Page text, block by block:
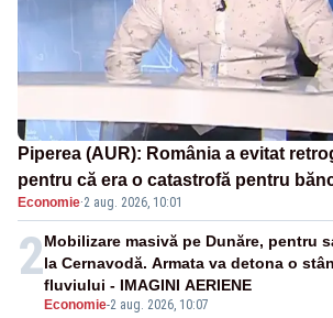
Piperea (AUR): România a evitat
pentru că era o catastrofă pentru
pensii
Economie·2 aug. 2026, 10:01
2
Economie-2 aug. 2026, 10:07
Mobilizare masivă pe Dunăre, pentru
la Cernavodă. Armata va detona o
fluviului - IMAGINI AERIENE